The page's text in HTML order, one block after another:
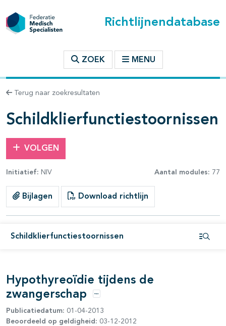
Richtlijnendatabase
ZOEK MENU
Terug naar zoekresultaten
Schildklierfunctiestoornissen
VOLGEN
Initiatief: NIV Aantal modules: 77
Bijlagen Download richtlijn
Schildklierfunctiestoornissen
binnen deze richtlijn
open- en dichtklappen
Hypothyreoïdie tijdens de
zwangerschap
Opties
Publicatiedatum: 01-04-2013
Beoordeeld op geldigheid: 03-12-2012